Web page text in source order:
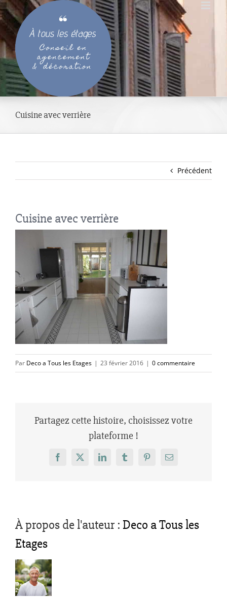
Passer
au
contenu
Cuisine avec verrière
Précédent
Cuisine avec verrière
Par Deco a Tous les Etages | 23 février 2016 | 0 commentaire
Partagez cette histoire, choisissez votre
plateforme !
Facebook
X LinkedInTumblrPinterestEmail
À propos de l'auteur : Deco a Tous les
Etages